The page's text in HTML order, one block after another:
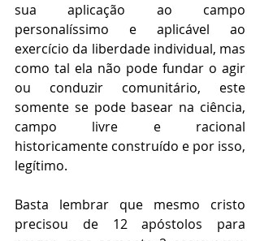
sua aplicação ao campo
personalíssimo e aplicável ao
exercício da liberdade individual, mas
como tal ela não pode fundar o agir
ou conduzir comunitário, este
somente se pode basear na ciência,
campo livre e racional
historicamente construído e por isso,
legítimo.
Basta lembrar que mesmo cristo
precisou de 12 apóstolos para